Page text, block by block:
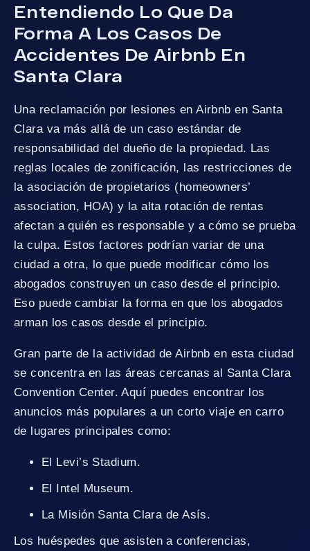
Entendiendo Lo Que Da
Forma A Los Casos De
Accidentes De Airbnb En
Santa Clara
Una reclamación por lesiones en Airbnb en Santa
Clara va más allá de un caso estándar de
responsabilidad del dueño de la propiedad. Las
reglas locales de zonificación, las restricciones de
la asociación de propietarios (homeowners’
association, HOA) y la alta rotación de rentas
afectan a quién es responsable y a cómo se prueba
la culpa. Estos factores podrían variar de una
ciudad a otra, lo que puede modificar cómo los
abogados construyen un caso desde el principio.
Eso puede cambiar la forma en que los abogados
arman los casos desde el principio.
Gran parte de la actividad de Airbnb en esta ciudad
se concentra en las áreas cercanas al Santa Clara
Convention Center. Aquí puedes encontrar los
anuncios más populares a un corto viaje en carro
de lugares principales como:
El Levi’s Stadium.
El Intel Museum.
La Misión Santa Clara de Asís.
Los huéspedes que asisten a conferencias,